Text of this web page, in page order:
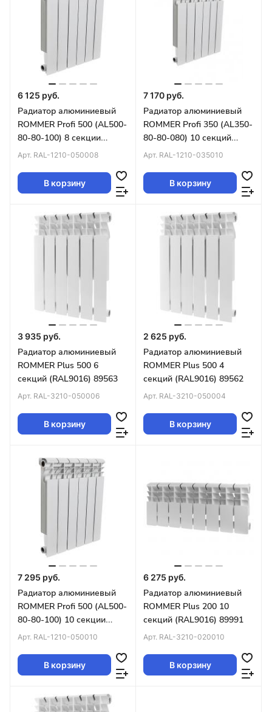
6 125 руб.
Радиатор алюминиевый
ROMMER Profi 500 (AL500-
80-80-100) 8 секции
(RAL9016)
Арт. RAL-1210-050008
В корзину
7 170 руб.
Радиатор алюминиевый
ROMMER Profi 350 (AL350-
80-80-080) 10 секций
(RAL9016) 86623
Арт. RAL-1210-035010
В корзину
3 935 руб.
Радиатор алюминиевый
ROMMER Plus 500 6
секций (RAL9016) 89563
Арт. RAL-3210-050006
В корзину
2 625 руб.
Радиатор алюминиевый
ROMMER Plus 500 4
секций (RAL9016) 89562
Арт. RAL-3210-050004
В корзину
7 295 руб.
Радиатор алюминиевый
ROMMER Profi 500 (AL500-
80-80-100) 10 секции
(RAL9016) 82485
Арт. RAL-1210-050010
В корзину
6 275 руб.
Радиатор алюминиевый
ROMMER Plus 200 10
секций (RAL9016) 89991
Арт. RAL-3210-020010
В корзину